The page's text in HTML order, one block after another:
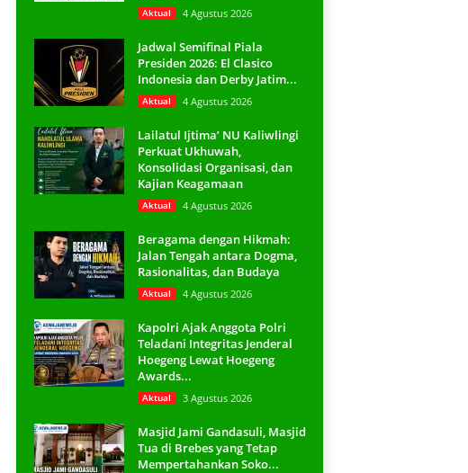
Aktual 4 Agustus 2026
Jadwal Semifinal Piala
Presiden 2026: El Clasico
Indonesia dan Derby Jatim...
Aktual 4 Agustus 2026
Lailatul Ijtima’ NU Kaliwlingi
Perkuat Ukhuwah,
Konsolidasi Organisasi, dan
Kajian Keagamaan
Aktual 4 Agustus 2026
Beragama dengan Hikmah:
Jalan Tengah antara Dogma,
Rasionalitas, dan Budaya
Aktual 4 Agustus 2026
Kapolri Ajak Anggota Polri
Teladani Integritas Jenderal
Hoegeng Lewat Hoegeng
Awards...
Aktual 3 Agustus 2026
Masjid Jami Gandasuli, Masjid
Tua di Brebes yang Tetap
Mempertahankan Soko...